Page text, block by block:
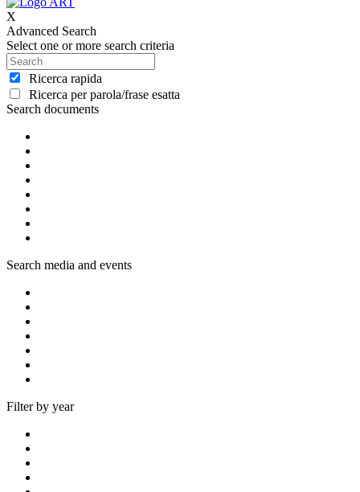
X
Advanced Search
Select one or more search criteria
Ricerca rapida
Ricerca per parola/frase esatta
Search documents
Search media and events
Filter by year